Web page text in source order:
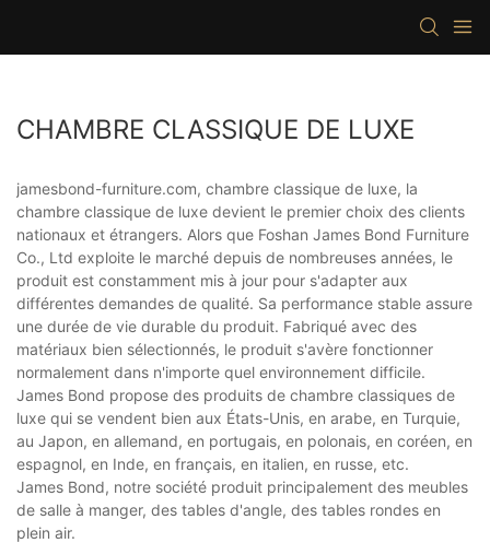
CHAMBRE CLASSIQUE DE LUXE
jamesbond-furniture.com, chambre classique de luxe, la
chambre classique de luxe devient le premier choix des clients
nationaux et étrangers. Alors que Foshan James Bond Furniture
Co., Ltd exploite le marché depuis de nombreuses années, le
produit est constamment mis à jour pour s'adapter aux
différentes demandes de qualité. Sa performance stable assure
une durée de vie durable du produit. Fabriqué avec des
matériaux bien sélectionnés, le produit s'avère fonctionner
normalement dans n'importe quel environnement difficile.
James Bond propose des produits de chambre classiques de
luxe qui se vendent bien aux États-Unis, en arabe, en Turquie,
au Japon, en allemand, en portugais, en polonais, en coréen, en
espagnol, en Inde, en français, en italien, en russe, etc.
James Bond, notre société produit principalement des meubles
de salle à manger, des tables d'angle, des tables rondes en
plein air.